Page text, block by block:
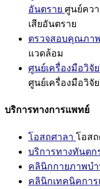
อันตราย ศูนย์คว
เสียอันตราย
ตรวจสอบคุณภา
แวดล้อม
ศูนย์เครื่องมือวิจั
ศูนย์เครื่องมือวิจั
บริการทางการแพทย์
โอสถศาลา โอส
บริการทางทันตก
คลินิกกายภาพบ
คลินิกเทคนิคกา